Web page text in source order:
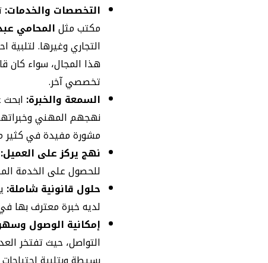
التخصصات والخدمات:
مكتب مثلالمحامي
التجاري وغيرها. لتلبية
هذا المجال، سواء كان
تخصصي آخر.
السمعة والخبرة:
نهجهم المهني
مشورة مفيدة في كثير
نهج يركز على العميل:
للحصول على الخدمة
حلول قانونية شاملة:
لديه خبرة معترف بها
إمكانية الوصول
التواصل، حيث تفتخر